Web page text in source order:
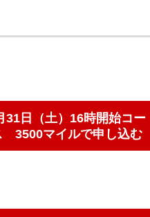
31日（土）16時開始コー
3500マイルで申し込む